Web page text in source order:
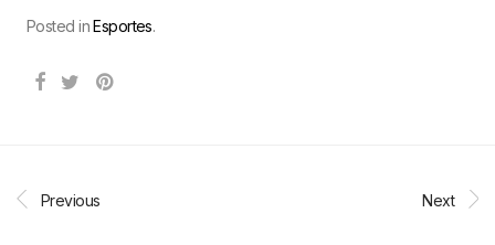
Posted inEsportes.
Previous Next